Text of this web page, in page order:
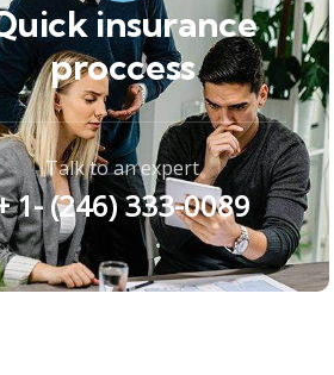
insurance
proccess
Talk to an expert
1- (246) 333-0089